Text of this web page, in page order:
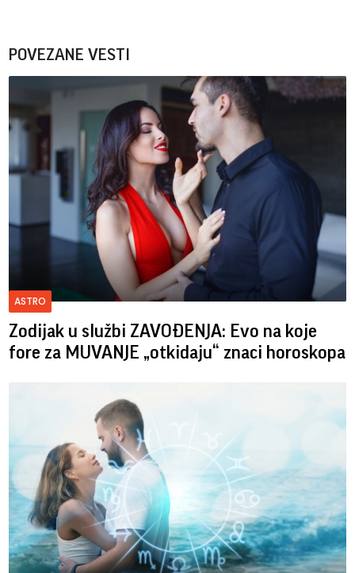
POVEZANE VESTI
ASTRO
Zodijak u službi ZAVOĐENJA: Evo na koje
fore za MUVANJE „otkidaju“ znaci horoskopa